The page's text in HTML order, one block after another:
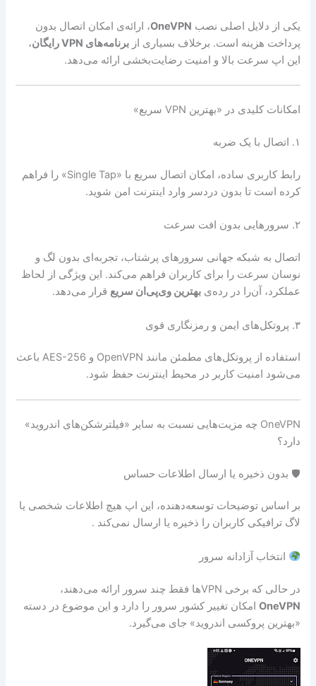
یکی از دلایل اصلی نصب OneVPN، ارائه‌ی امکان اتصال بدون
پرداخت هزینه است. برخلاف بسیاری ازبرنامه‌های VPN رایگان
،
این اپ سرعت بالا و امنیت رضایت‌بخشی ارائه می‌دهد.
امکانات کلیدی در «بهترین VPN سریع»
۱. اتصال با یک ضربه
رابط کاربری ساده، امکان اتصال سریع با «Single Tap» را فراهم
کرده است تا بدون دردسر وارد اینترنت امن شوید.
۲. سرورهایی بدون افت سرعت
اتصال به شبکه جهانی سرورهای پرشتاب، تجربه‌ای بدون لگ و
نوسان سرعت را برای کاربران فراهم می‌کند. این ویژگی از لحاظ
عملکرد، آن‌را در رده‌یبهترین وی‌پی‌ان سریع قرار می‌دهد.
۳. پروتکل‌های ایمن و رمزنگاری قوی
استفاده از پروتکل‌های مطمئن مانند OpenVPN و AES-256 باعث
می‌شود امنیت کاربر در محیط اینترنت حفظ شود.
OneVPN چه مزیت‌هایی نسبت به سایر «فیلترشکن‌های اندروید»
دارد؟
🛡 بدون ذخیره یا ارسال اطلاعات حساس
بر اساس توضیحات توسعه‌دهنده، این اپ هیچ اطلاعات شخصی یا
لاگ ترافیکی کاربران را ذخیره یا ارسال نمی‌کند .
انتخاب آزادانه سرور
در حالی که برخی VPNها فقط چند سرور ارائه می‌دهند،
OneVPN امکان تغییر کشور سرور را دارد و این موضوع در دسته
«بهترین پروکسی اندروید» جای می‌گیرد.